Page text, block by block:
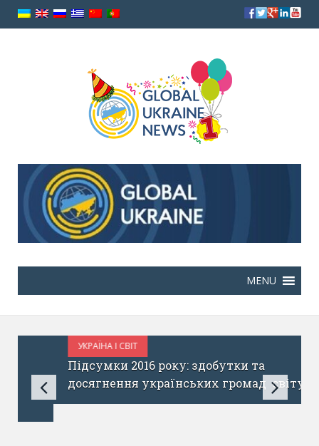
УКРАЇНА І СВІТ
ГРУДЕНЬ 31, 2016
Підсумки 2016 року: здобутки та
досягнення українських громад світу